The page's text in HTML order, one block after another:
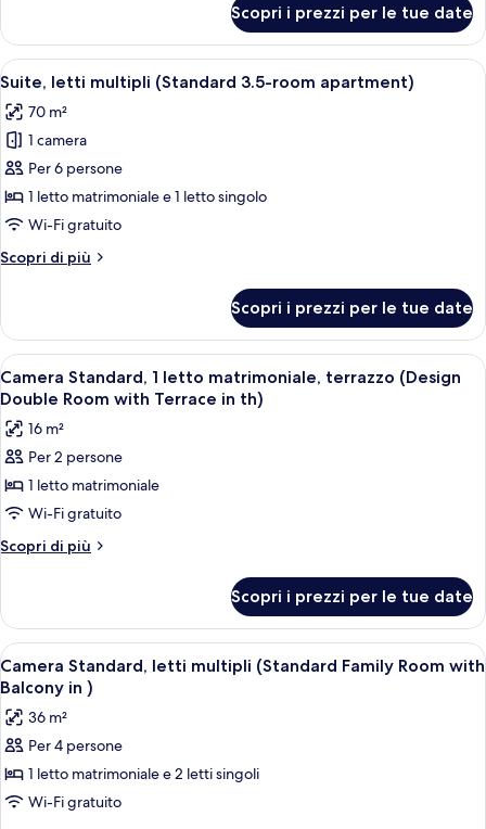
(Hostel
room
for
6)
Basic,
letti
multipli
room
for
Scopri i prezzi per le tue date
Apri
tutte
le
foto
per
Suite,
letti
(Standard
apartment)
Un accogliente soggiorno con un
2
Suite, letti multipli (Standard 3.5-room apartment)
70 m²
1 camera
Per 6 persone
1 letto matrimoniale e 1 letto singolo
Wi-Fi gratuito
Scopri di più
Altri
letti
multipli
(Standard
3.5-
apartment)
Scopri i prezzi per le tue date
Apri
tutte
le
foto
per
Camera
Standard,
1
terrazzo
(Design
Double
Room
with
Terrace
in
th)
Una camera da letto moderna con
3
Camera Standard, 1 letto matrimoniale, terrazzo (Design
Double Room with Terrace in th)
16 m²
Per 2 persone
1 letto matrimoniale
Wi-Fi gratuito
Scopri di più
Altri
Standard,
letto
matrimoniale,
terrazzo
(Design
Double
with
Terrace
Scopri i prezzi per le tue date
Apri
tutte
le
foto
per
Camera
Standard,
Camera d'albergo con un letto, una
6
Camera Standard, letti multipli (Standard Family Room with
Balcony in )
36 m²
Per 4 persone
1 letto matrimoniale e 2 letti singoli
Wi-Fi gratuito